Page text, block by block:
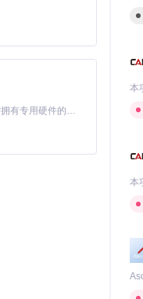
基于Python的Xiaozhi AI，适用于想要完整Xiaozhi体验而无需拥有专用硬件的用户。